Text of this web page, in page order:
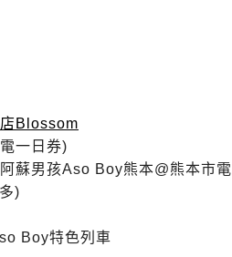
Blossom
一日券)
蘇男孩Aso Boy熊本@熊本市電
)
Boy特色列車